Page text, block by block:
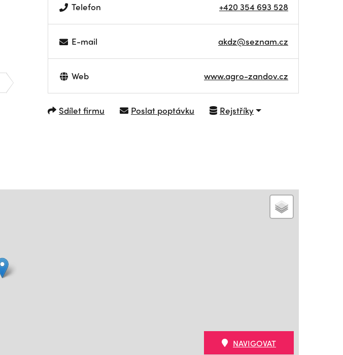
Telefon +420 354 693 528
E-mail akdz@seznam.cz
Web www.agro-zandov.cz
Sdílet firmu Poslat poptávku Rejstříky
NAVIGOVAT